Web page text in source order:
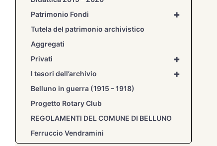
+
Patrimonio Fondi
Tutela del patrimonio archivistico
Aggregati
+
Privati
+
I tesori dell’archivio
Belluno in guerra (1915 – 1918)
Progetto Rotary Club
REGOLAMENTI DEL COMUNE DI BELLUNO
Ferruccio Vendramini